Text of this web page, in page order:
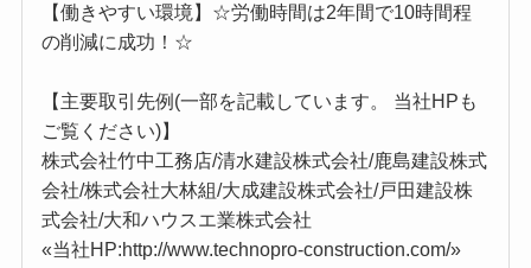
【働きやすい環境】☆労働時間は2年間で10時間程
の削減に成功！☆
【主要取引先例(一部を記載しています。 当社HPも
ご覧ください)】
株式会社竹中工務店/清水建設株式会社/鹿島建設株式
会社/株式会社大林組/大成建設株式会社/戸田建設株
式会社/大和ハウスエ業株式会社
«当社HP:http://www.technopro-construction.com/»